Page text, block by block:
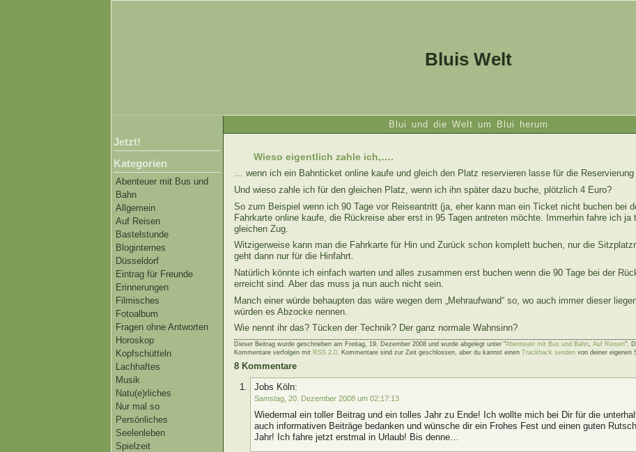
Bluis Welt
Blui und die Welt um Blui herum
Jetzt!
Kategorien
Abenteuer mit Bus und
Bahn
Allgemein
Auf Reisen
Bastelstunde
Bloginternes
Düsseldorf
Eintrag für Freunde
Erinnerungen
Filmisches
Fotoalbum
Fragen ohne Antworten
Horoskop
Kopfschütteln
Lachhaftes
Musik
Natu(e)rliches
Nur mal so
Persönliches
Seelenleben
Spielzeit
Wieso eigentlich zahle ich,….
… wenn ich ein Bahnticket online kaufe und gleich den Platz reservieren lasse für die Reservierung
Und wieso zahle ich für den gleichen Platz, wenn ich ihn später dazu buche, plötzlich 4 Euro?
So zum Beispiel wenn ich 90 Tage vor Reiseantritt (ja, eher kann man ein Ticket nicht buchen bei
Fahrkarte online kaufe, die Rückreise aber erst in 95 Tagen antreten möchte. Immerhin fahre ich ja
gleichen Zug.
Witzigerweise kann man die Fahrkarte für Hin und Zurück schon komplett buchen, nur die
geht dann nur für die Hinfahrt.
Natürlich könnte ich einfach warten und alles zusammen erst buchen wenn die 90 Tage bei der
erreicht sind. Aber das muss ja nun auch nicht sein.
Manch einer würde behaupten das wäre wegen dem „Mehraufwand“ so, wo auch immer dieser
würden es Abzocke nennen.
Wie nennt ihr das? Tücken der Technik? Der ganz normale Wahnsinn?
Dieser Beitrag wurde geschrieben am Freitag, 19. Dezember 2008 und wurde abgelegt unter "Abenteuer mit Bus und Bahn, Auf Reisen".
Kommentare verfolgen mit RSS 2.0. Kommentare sind zur Zeit geschlossen, aber du kannst einen Trackback senden von deiner eigenen
8 Kommentare
Jobs Köln:
Samstag, 20. Dezember 2008 um 02:17:13
Wiedermal ein toller Beitrag und ein tolles Jahr zu Ende! Ich wollte mich bei Dir für die
auch informativen Beiträge bedanken und wünsche dir ein Frohes Fest und einen guten
Jahr! Ich fahre jetzt erstmal in Urlaub! Bis denne…